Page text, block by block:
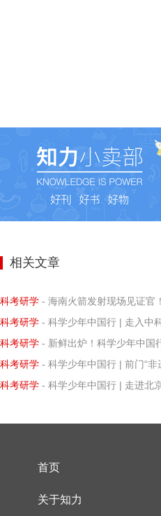
相关文章
科考研学 - 海南火箭发射现场见证官！+ 火山
科考研学 - 科学少年中国行 | 走入中科院太
科考研学 - 新鲜出炉！科学少年中国行
科考研学 - 科学少年中国行 | 前门“非遗”
科考研学 - 科学少年中国行 | 走进北
首页
关于知力